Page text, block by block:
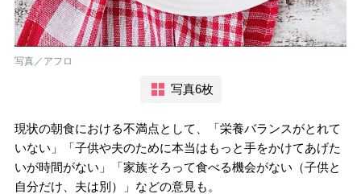
写真／アフロ
写真6枚
現状の朝食における不満点として、「栄養バランスがとれて
いない」「子供や夫のために本当はもっと手をかけてあげた
いが時間がない」「家族そろって食べる機会がない（子供と
自分だけ、夫は別）」などの意見も。